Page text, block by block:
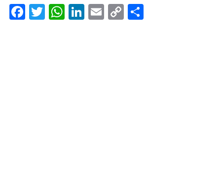
Facebook
Twitter
WhatsApp
LinkedIn
Email
Copy